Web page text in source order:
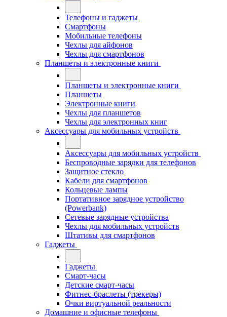
Телефоны и гаджеты
Смартфоны
Мобильные телефоны
Чехлы для айфонов
Чехлы для смартфонов
Планшеты и электронные книги
Планшеты и электронные книги
Планшеты
Электронные книги
Чехлы для планшетов
Чехлы для электронных книг
Аксессуары для мобильных устройств
Аксессуары для мобильных устройств
Беспроводные зарядки для телефонов
Защитное стекло
Кабели для смартфонов
Кольцевые лампы
Портативное зарядное устройство
(Powerbank)
Сетевые зарядные устройства
Чехлы для мобильных устройств
Штативы для смартфонов
Гаджеты
Гаджеты
Смарт-часы
Детские смарт-часы
Фитнес-браслеты (трекеры)
Очки виртуальной реальности
Домашние и офисные телефоны